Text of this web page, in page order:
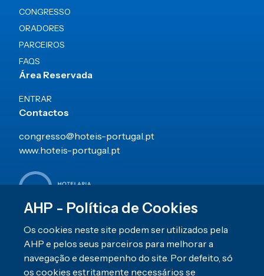
CONGRESSO
ORADORES
PARCEIROS
FAQS
Área Reservada
ENTRAR
Contactos
congresso@hoteis-portugal.pt
www.hoteis-portugal.pt
Redes Sociais
AHP - Política de Cookies
Os cookies neste site podem ser utilizados pela
AHP e pelos seus parceiros para melhorar a
navegação e desempenho do site. Por defeito, só
os cookies estritamente necessários se